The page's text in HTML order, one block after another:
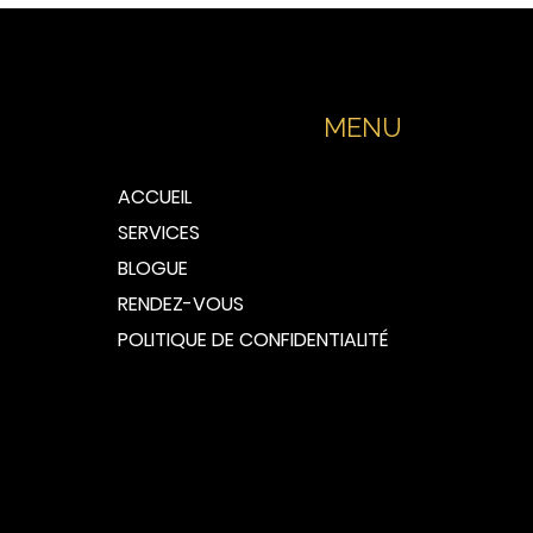
MENU
ACCUEIL
SERVICES
BLOGUE
RENDEZ-VOUS
POLITIQUE DE CONFIDENTIALITÉ